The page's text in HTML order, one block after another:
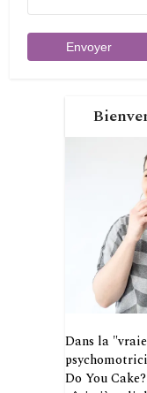
Dans la
Do You